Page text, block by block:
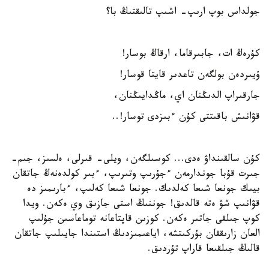
جولداس بوپ ارىپ- اشىپ تالىقتىڭ با؟
كۇرەڭ ات، جابىرقاما، ارقاڭ بوسار!
ۇيىردەن بولگەن تاعدىر قايتا قوسار!
جارقىراپ الدىڭنان اي، ماڭدايىڭنان،
قۋانىش باقىتتى كۇن ءبىزدى توسار!..
كۇن سالقىنداۋ ەدى... كوسىلگەن، ويلى- قىرلى، ەلسىز، جىم-
جىرت قۇبا جوندارمەن ءجۇرىپ وتىرىپ، ءبىر كولدەنەڭ جاتقان
بيىك جونعا شىعا كەلدىك. جونعا شىعا كەلىپ، ءبارىمىز دە
قۋانىپ شۋ ەتە قالدىق! جوننىڭ استى جازىق وي ەكەن. ويدا
كوپ جىلقى جاتىر ەكەن. كوزىن قاپتاعانە توماعاسىن جۇلىپ
العان زارىققان بۇركىتشە، اياعىمىزدىڭ استىندا جايىلىپ جاتقان
قالىڭ جىلقىعا قاراپ تۇردىق.